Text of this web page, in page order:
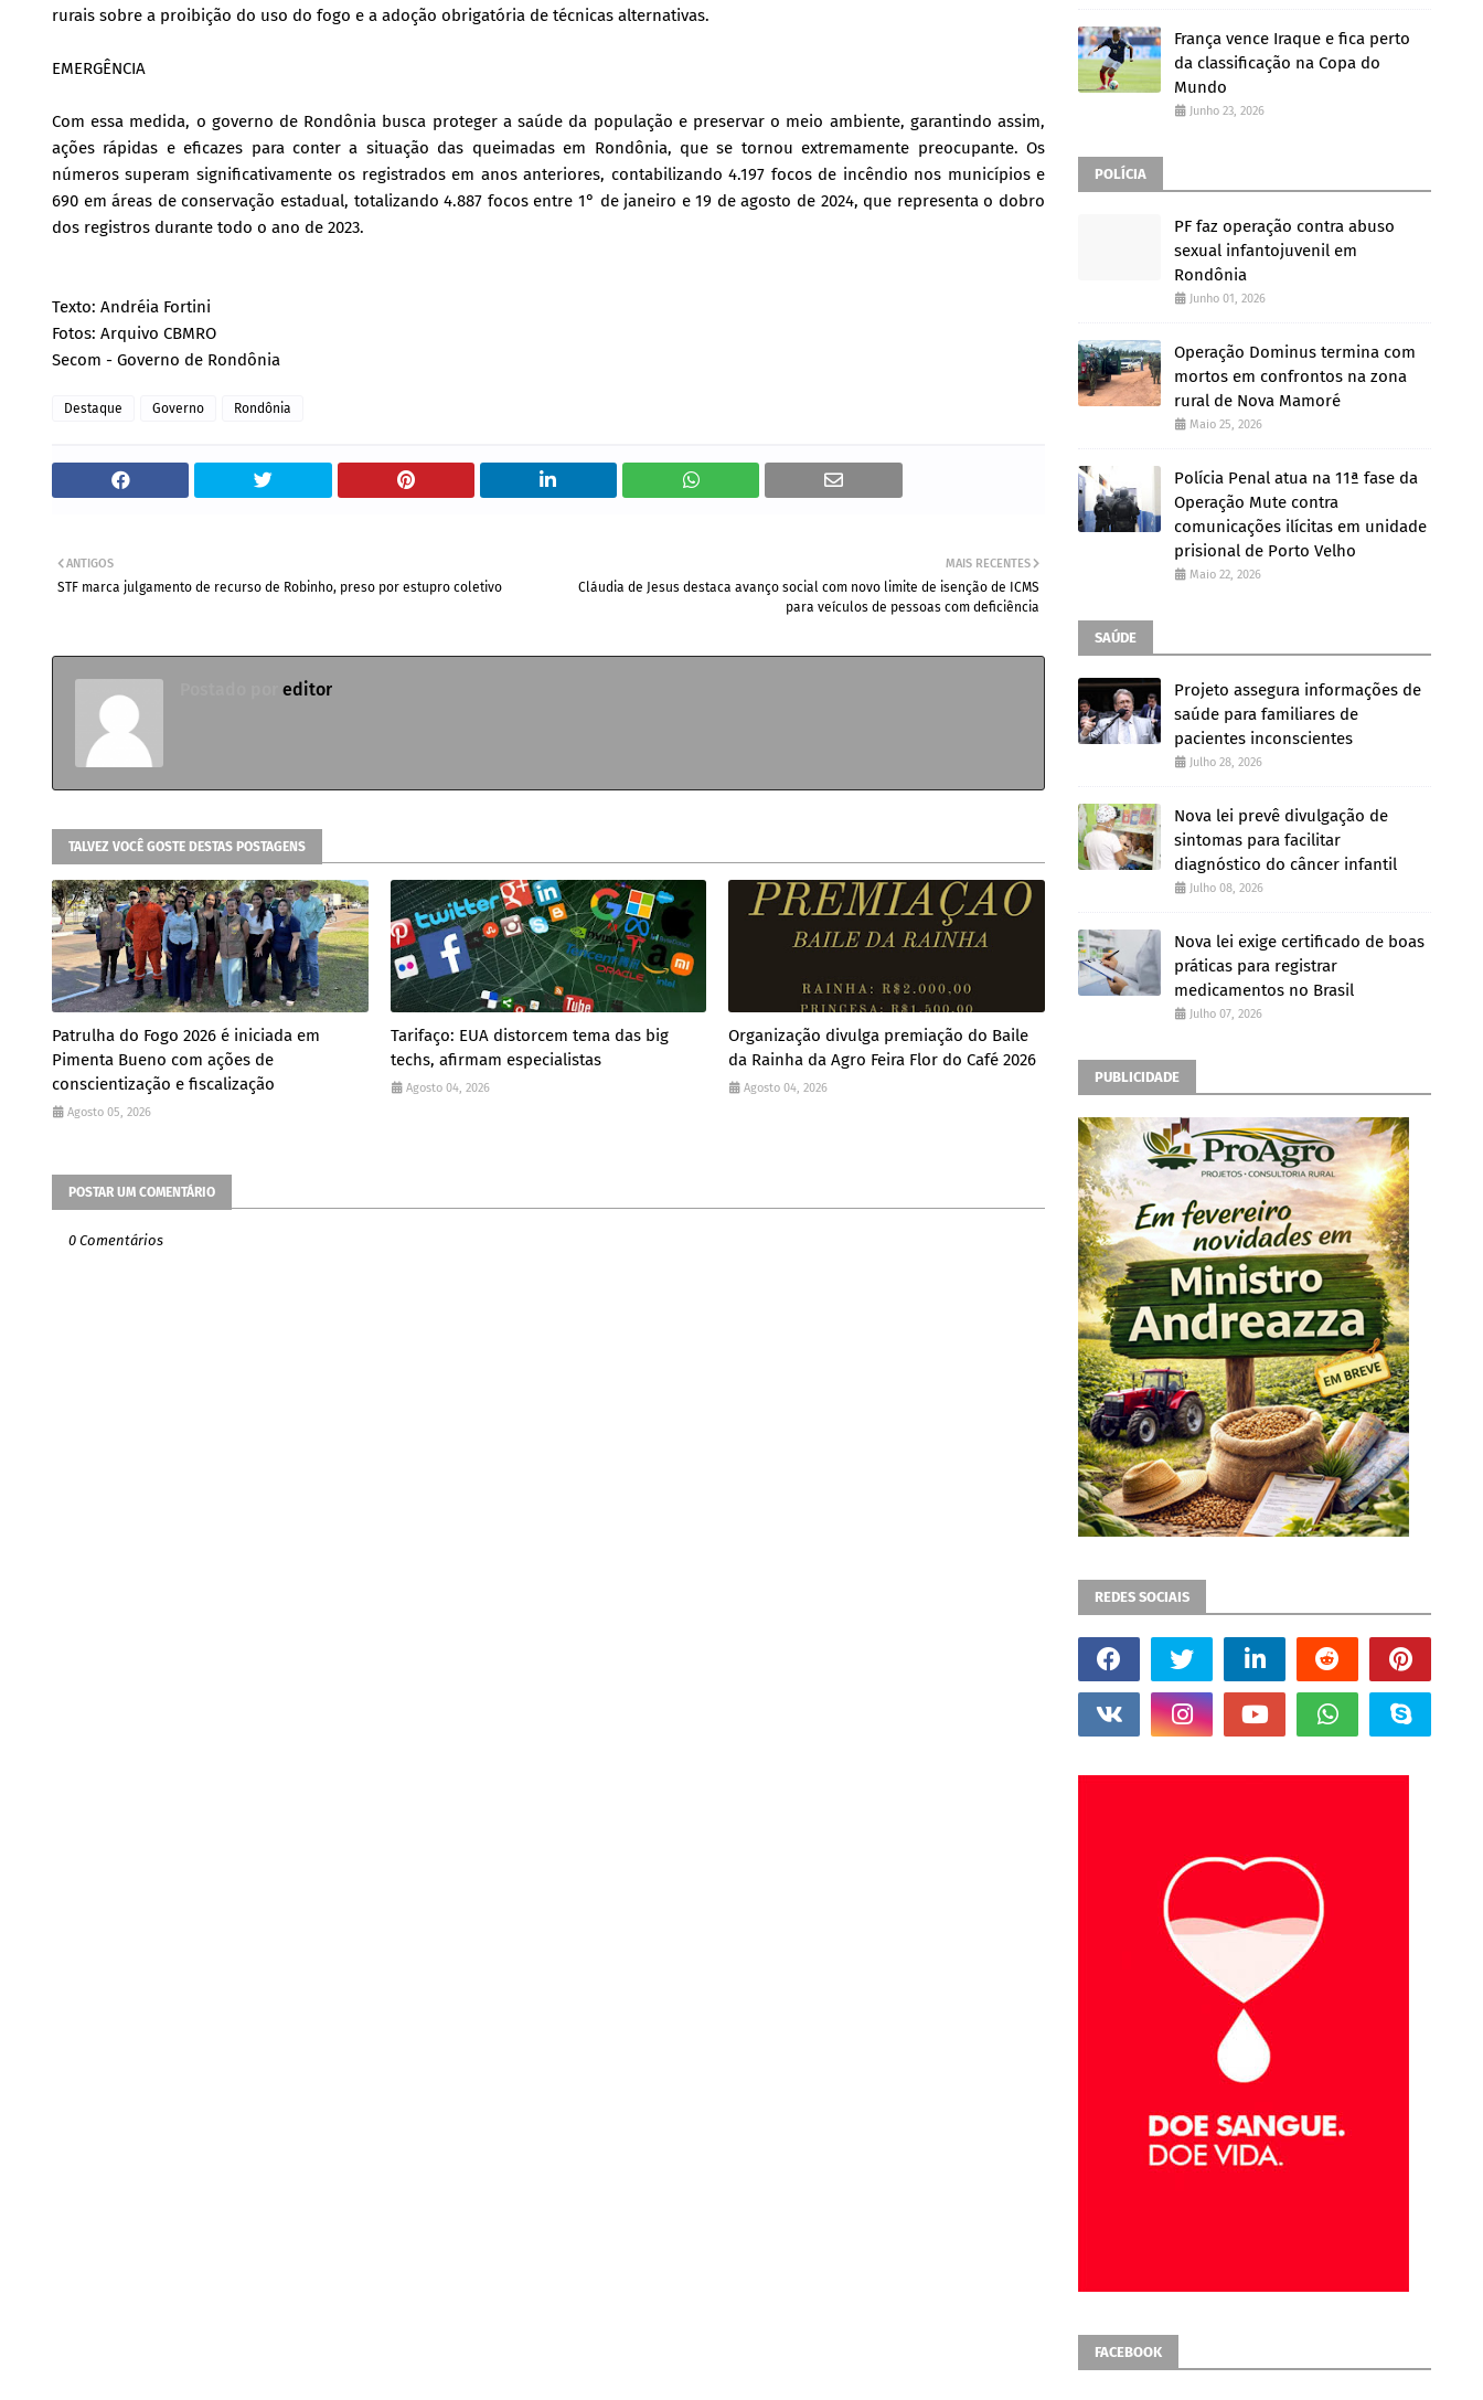
rurais sobre a proibição do uso do fogo e a adoção obrigatória de técnicas alternativas.
EMERGÊNCIA
Com essa medida, o governo de Rondônia busca proteger a saúde da população e preservar o meio ambiente, garantindo assim,
ações rápidas e eficazes para conter a situação das queimadas em Rondônia, que se tornou extremamente preocupante. Os
números superam significativamente os registrados em anos anteriores, contabilizando 4.197 focos de incêndio nos municípios e
690 em áreas de conservação estadual, totalizando 4.887 focos entre 1° de janeiro e 19 de agosto de 2024, que representa o dobro
dos registros durante todo o ano de 2023.
Texto: Andréia Fortini
Fotos: Arquivo CBMRO
Secom - Governo de Rondônia
Destaque Governo Rondônia
MAIS RECENTES
Cláudia de Jesus destaca avanço social com novo limite de isenção de ICMS
para veículos de pessoas com deficiência
ANTIGOS
STF marca julgamento de recurso de Robinho, preso por estupro coletivo
editor
TALVEZ VOCÊ GOSTE DESTAS POSTAGENS
Patrulha do Fogo 2026 é iniciada em
Pimenta Bueno com ações de
conscientização e fiscalização
Agosto 05, 2026
Tarifaço: EUA distorcem tema das big
techs, afirmam especialistas
Agosto 04, 2026
Organização divulga premiação do Baile
da Rainha da Agro Feira Flor do Café 2026
Agosto 04, 2026
POSTAR UM COMENTÁRIO
0 Comentários
França vence Iraque e fica perto
da classificação na Copa do
Mundo
Junho 23, 2026
POLÍCIA
PF faz operação contra abuso
sexual infantojuvenil em
Rondônia
Junho 01, 2026
Operação Dominus termina com
mortos em confrontos na zona
rural de Nova Mamoré
Maio 25, 2026
Polícia Penal atua na 11ª fase da
Operação Mute contra
comunicações ilícitas em unidade
prisional de Porto Velho
Maio 22, 2026
SAÚDE
Projeto assegura informações de
saúde para familiares de
pacientes inconscientes
Julho 28, 2026
Nova lei prevê divulgação de
sintomas para facilitar
diagnóstico do câncer infantil
Julho 08, 2026
Nova lei exige certificado de boas
práticas para registrar
medicamentos no Brasil
Julho 07, 2026
PUBLICIDADE
REDES SOCIAIS
FACEBOOK